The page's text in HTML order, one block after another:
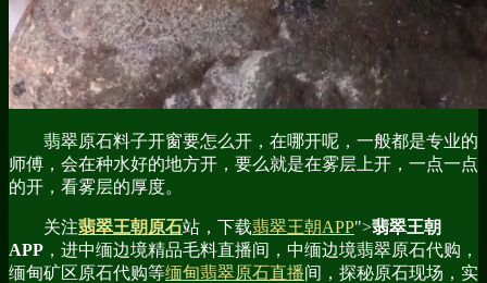
翡翠原石料子开窗要怎么开，在哪开呢，一般都是专业的
师傅，会在种水好的地方开，要么就是在雾层上开，一点一点
的开，看雾层的厚度。
关注翡翠王朝原石站，下载翡翠王朝APP">翡翠王朝
APP ，进中缅边境精品毛料直播间，中缅边境翡翠原石代购，
缅甸矿区原石代购等缅甸翡翠原石直播间，探秘原石现场，实